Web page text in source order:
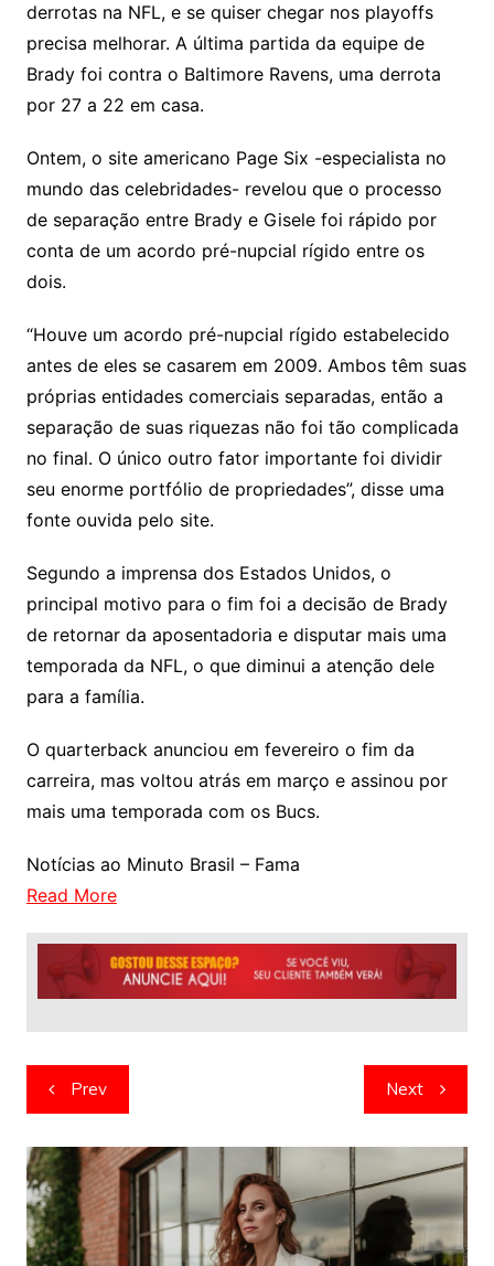
derrotas na NFL, e se quiser chegar nos playoffs
precisa melhorar. A última partida da equipe de
Brady foi contra o Baltimore Ravens, uma derrota
por 27 a 22 em casa.
Ontem, o site americano Page Six -especialista no
mundo das celebridades- revelou que o processo
de separação entre Brady e Gisele foi rápido por
conta de um acordo pré-nupcial rígido entre os
dois.
“Houve um acordo pré-nupcial rígido estabelecido
antes de eles se casarem em 2009. Ambos têm suas
próprias entidades comerciais separadas, então a
separação de suas riquezas não foi tão complicada
no final. O único outro fator importante foi dividir
seu enorme portfólio de propriedades”, disse uma
fonte ouvida pelo site.
Segundo a imprensa dos Estados Unidos, o
principal motivo para o fim foi a decisão de Brady
de retornar da aposentadoria e disputar mais uma
temporada da NFL, o que diminui a atenção dele
para a família.
O quarterback anunciou em fevereiro o fim da
carreira, mas voltou atrás em março e assinou por
mais uma temporada com os Bucs.
Notícias ao Minuto Brasil – Fama
Read More
Navegação
de
artigos
Prev Next